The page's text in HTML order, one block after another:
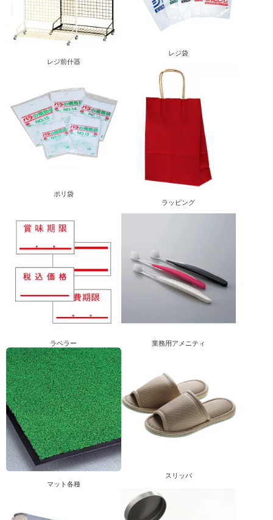
レジ前什器
レジ袋
ポリ袋
ラッピング
ラベラー 業務用アメニティ
マット各種
スリッパ